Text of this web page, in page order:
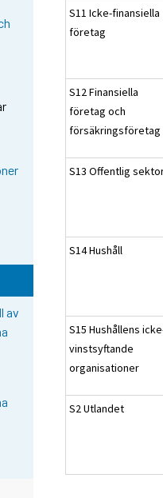
av
S11 Icke-finansiella
företag
S12 Finansiella
företag och
försäkringsföretag
S13 Offentlig
S14 Hushåll
S15 Hushållens
vinstsyftande
organisationer
S2 Utlandet